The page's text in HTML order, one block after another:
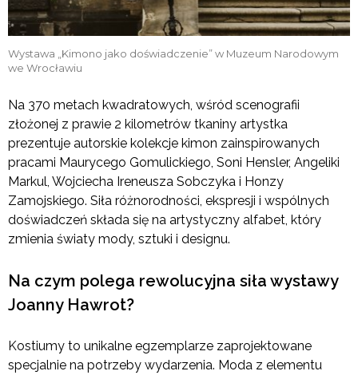
Wystawa „Kimono jako doświadczenie” w Muzeum Narodowym
we Wrocławiu
Na 370 metach kwadratowych, wśród scenografii
złożonej z prawie 2 kilometrów tkaniny artystka
prezentuje autorskie kolekcje kimon zainspirowanych
pracami Maurycego Gomulickiego, Soni Hensler, Angeliki
Markul, Wojciecha Ireneusza Sobczyka i Honzy
Zamojskiego. Siła różnorodności, ekspresji i wspólnych
doświadczeń składa się na artystyczny alfabet, który
zmienia światy mody, sztuki i designu.
Na czym polega rewolucyjna siła wystawy
Joanny Hawrot?
Kostiumy to unikalne egzemplarze zaprojektowane
specjalnie na potrzeby wydarzenia. Moda z elementu